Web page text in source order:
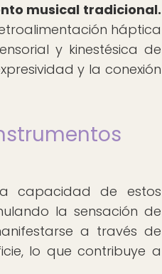
musical tradicional.
háptica
y kinestésica de
y la conexión
capacidad de estos
la sensación de
a través de
lo que contribuye a